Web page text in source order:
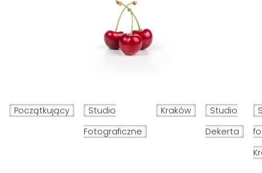
Początkujący
Studio
Fotograficzne
Kraków
Studio
Dekerta